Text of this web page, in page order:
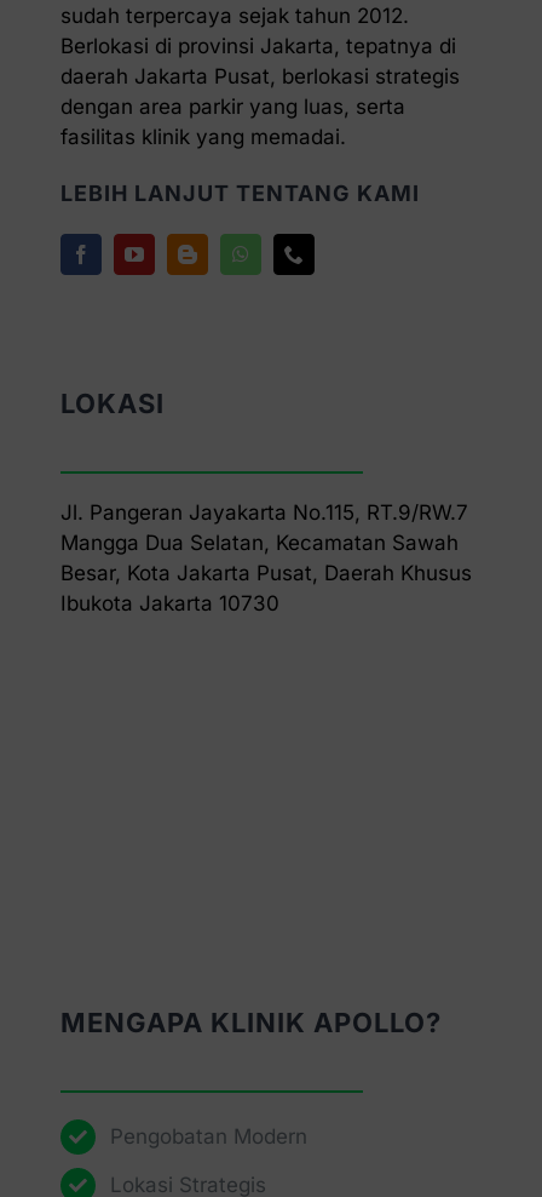
sudah terpercaya sejak tahun 2012.
Berlokasi di provinsi Jakarta, tepatnya di
daerah Jakarta Pusat, berlokasi strategis
dengan area parkir yang luas, serta
fasilitas klinik yang memadai.
LEBIH LANJUT TENTANG KAMI
LOKASI
Jl. Pangeran Jayakarta No.115, RT.9/RW.7
Mangga Dua Selatan, Kecamatan Sawah
Besar, Kota Jakarta Pusat, Daerah Khusus
Ibukota Jakarta 10730
MENGAPA KLINIK APOLLO?
Pengobatan Modern
Lokasi Strategis